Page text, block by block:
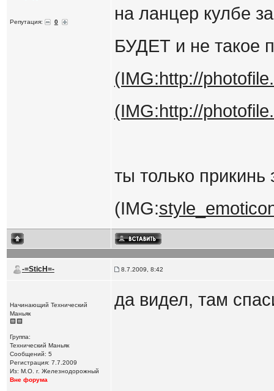
Репутация: 0
на ланцер кулбе
БУДЕТ и не такое
(IMG:http://
(IMG:http://
ты только
(IMG:
-=SticH=- 8.7.2009, 8:42
Начинающий Технический
Маньяк
Группа:
Технический Маньяк
Сообщений: 5
Регистрация: 7.7.2009
Из: М.О. г. Железнодорожный
Вне форума
да видел, там